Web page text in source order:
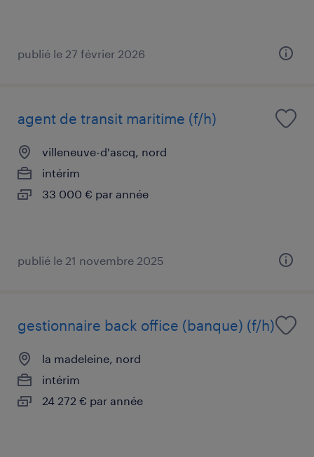
publié le 27 février 2026
agent de transit maritime (f/h)
villeneuve-d'ascq, nord
intérim
33 000 € par année
publié le 21 novembre 2025
gestionnaire back office (banque) (f/h)
la madeleine, nord
intérim
24 272 € par année